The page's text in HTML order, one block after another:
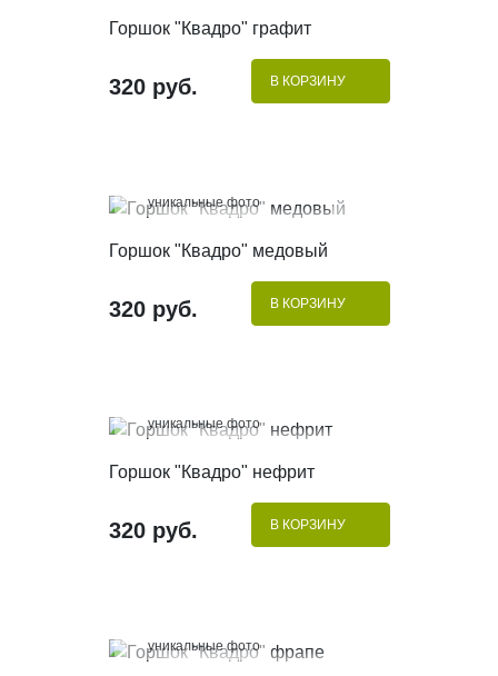
Горшок "Квадро" графит
320 руб. В КОРЗИНУ
уникальные фото
Горшок "Квадро" медовый
320 руб. В КОРЗИНУ
уникальные фото
Горшок "Квадро" нефрит
320 руб. В КОРЗИНУ
уникальные фото